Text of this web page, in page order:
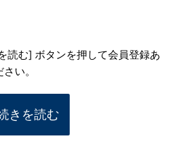
読む] ボタンを押して会員登録あ
い。
きを読む